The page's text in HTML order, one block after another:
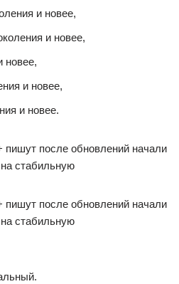
и новее,
и новее,
новее,
и новее,
и новее.
пишут после обновлений начали
стабильную
пишут после обновлений начали
стабильную